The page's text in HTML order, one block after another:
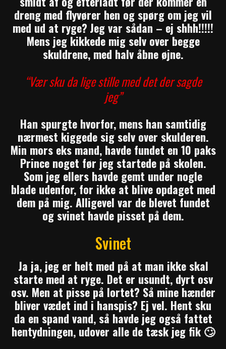
dreng med flyvører hen og spørg om jeg vil
med ud at ryge? Jeg var sådan – ej shhh!!!!!
Mens jeg kikkede mig selv over begge
skuldrene, med halv åbne øjne.
“Vær sku da lige stille med det der sagde
jeg”
Han spurgte hvorfor, mens han samtidig
nærmest kiggede sig selv over skulderen.
Min mors eks mand, havde fundet en 10 paks
Prince noget før jeg startede på skolen.
Som jeg ellers havde gemt under nogle
blade udenfor, for ikke at blive opdaget med
dem på mig. Alligevel var de blevet fundet
og svinet havde pisset på dem.
Svinet
Ja ja, jeg er helt med på at man ikke skal
starte med at ryge. Det er usundt, dyrt osv
osv. Men at pisse på lortet? Så mine hænder
bliver vædet ind i hanspis? Ej vel. Hent sku
da en spand vand, så havde jeg også fattet
hentydningen, udover alle de tæsk jeg fik 🙄